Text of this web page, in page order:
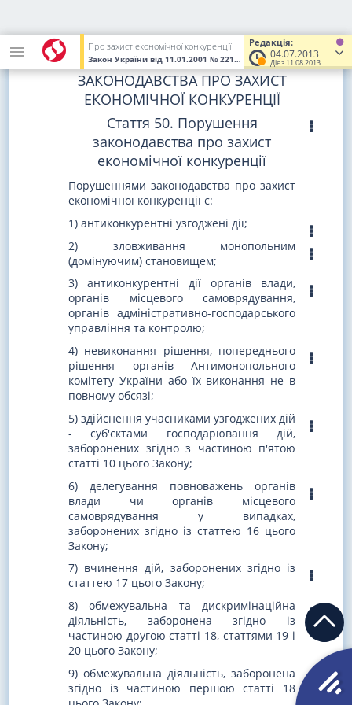
Редакція:
04.07.2013
Діє з 11.08.2013
Про захист економічної конкуренції
Закон України від 11.01.2001 № 2210-III (Увага! Попередня
Розділ VIII. ВІДПОВІДАЛЬНІСТЬ
ЗА ПОРУШЕННЯ
ЗАКОНОДАВСТВА ПРО ЗАХИСТ
ЕКОНОМІЧНОЇ КОНКУРЕНЦІЇ
Стаття 50. Порушення
законодавства про захист
економічної конкуренції
Порушеннями законодавства про захист
економічної конкуренції є:
1) антиконкурентні узгоджені дії;
2) зловживання монопольним
(домінуючим) становищем;
3) антиконкурентні дії органів влади,
органів місцевого самоврядування,
органів адміністративно-господарського
управління та контролю;
4) невиконання рішення, попереднього
рішення органів Антимонопольного
комітету України або їх виконання не в
повному обсязі;
5) здійснення учасниками узгоджених дій
- суб'єктами господарювання дій,
заборонених згідно з частиною п'ятою
статті 10 цього Закону;
6) делегування повноважень органів
влади чи органів місцевого
самоврядування у випадках,
заборонених згідно із статтею 16 цього
Закону;
7) вчинення дій, заборонених згідно із
статтею 17 цього Закону;
8) обмежувальна та дискримінаційна
діяльність, заборонена згідно із
частиною другою статті 18, статтями 19 і
20 цього Закону;
9) обмежувальна діяльність, заборонена
згідно із частиною першою статті 18